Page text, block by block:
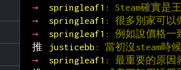
→
springleaf1 : Steam確實是
→
springleaf1 : 很多別家可以
→
springleaf1 : 例如說價格一
推
justicebb : 當初沒steam時
→
springleaf1 : 最重要的原因